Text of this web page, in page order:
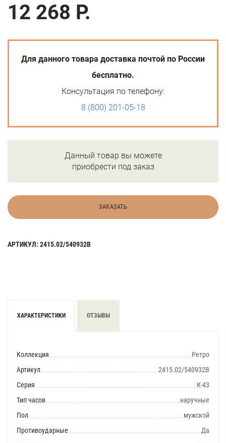
12 268 Р.
Для данного товара доставка почтой по России
бесплатно.
Консультация по телефону:
8 (800) 201-05-18
Данный товар вы можете
приобрести под заказ
ЗАКАЗАТЬ
АРТИКУЛ: 2415.02/540932B
ХАРАКТЕРИСТИКИ ОТЗЫВЫ
Коллекция
Ретро
Артикул
2415.02/540932B
Серия
К-43
Тип часов
наручные
Пол
мужской
Противоударные
Да